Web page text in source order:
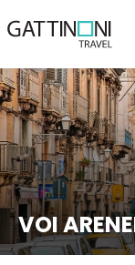
VOI